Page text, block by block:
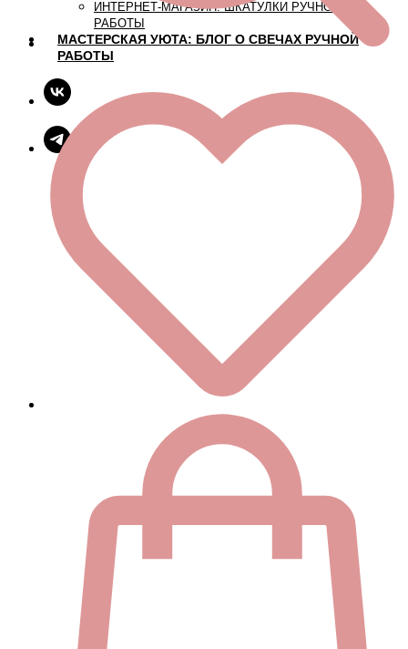
ИНТЕРНЕТ-МАГАЗИН: ШКАТУЛКИ РУЧНОЙ
РАБОТЫ
МАСТЕРСКАЯ УЮТА: БЛОГ О СВЕЧАХ РУЧНОЙ
РАБОТЫ